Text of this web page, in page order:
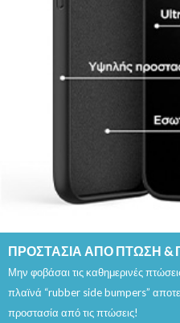
ΠΡΟΣΤΑΣΙΑ ΑΠΟ ΠΤΩΣΗ &
Μην φοβάσαι τις καθημερινές
πλαϊνά “rubber side bumpers”
προστασία από τις πτώσεις!